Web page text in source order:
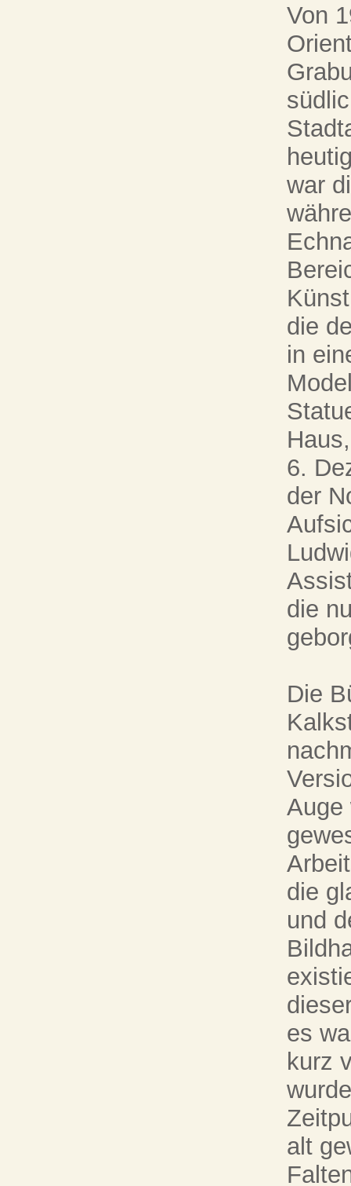
Von
war
die
in
6.
der
die
Die
Auge
die
und
es
kurz
alt